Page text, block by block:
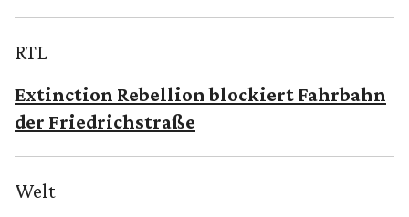
RTL
Extinction Rebellion blockiert Fahrbahn
der Friedrichstraße
Welt